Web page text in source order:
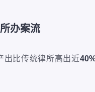
办案流
出比传统律所高出近